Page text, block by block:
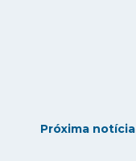
Próxima notícia